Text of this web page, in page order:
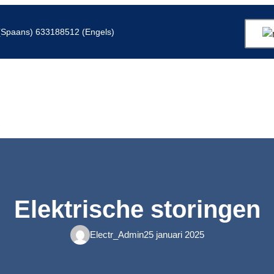
633188512 (Engels)
Elektrische storingen
Electr_Admin25 januari 2025